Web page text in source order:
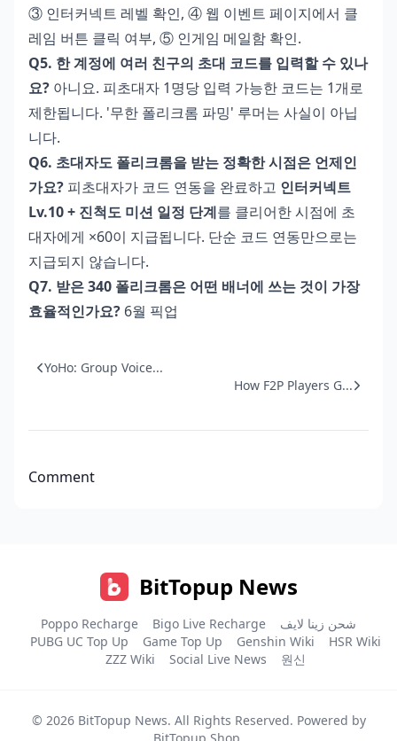
③ 인터커넥트 레벨 확인, ④ 웹 이벤트 페이지에서 클
레임 버튼 클릭 여부, ⑤ 인게임 메일함 확인.
Q5. 한 계정에 여러 친구의 초대 코드를 입력할 수 있나
요? 아니요. 피초대자 1명당 입력 가능한 코드는 1개로
제한됩니다. '무한 폴리크롬 파밍' 루머는 사실이 아닙
니다.
Q6. 초대자도 폴리크롬을 받는 정확한 시점은 언제인
가요? 피초대자가 코드 연동을 완료하고 인터커넥트
Lv.10 + 진척도 미션 일정 단계를 클리어한 시점에 초
대자에게 ×60이 지급됩니다. 단순 코드 연동만으로는
지급되지 않습니다.
Q7. 받은 340 폴리크롬은 어떤 배너에 쓰는 것이 가장
효율적인가요? 6월 픽업
YoHo: Group Voice...
How F2P Players G...
Comment
BitTopup News
Poppo Recharge Bigo Live Recharge
شحن زينا لايف
PUBG UC Top Up
Game Top Up Genshin Wiki
HSR Wiki
ZZZ Wiki
Social Live News 원신
© 2026 BitTopup News. All Rights Reserved. Powered by